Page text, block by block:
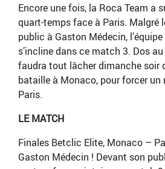
Encore une fois, la Roca Team a
quart-temps face à Paris. Malgré
public à Gaston Médecin,
s’incline dans ce match 3. Dos
faudra tout lâcher dimanche soir
bataille à Monaco, pour forcer
Paris.
LE MATCH
Finales Betclic Elite, Monaco –
Gaston Médecin ! Devant son